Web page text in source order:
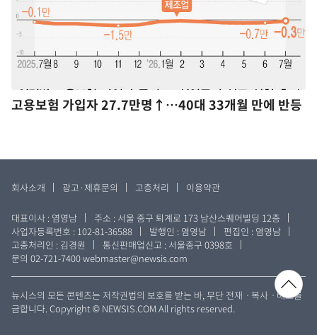
고용보험 가입자 27.7만명↑…40대 33개월 만에 반등
회사소개 광고·제휴문의 고층처리 이용약관
대표이사 : 염영남
주소 : 서울 중구 퇴계로 173 남산스퀘어빌딩 12층
사업자등록번호 : 102-81-36588
발행인 : 염영남
편집인 : 염영남
고충처리인 : 김경원
통신판매업신고 : 서울중구 0398호
문의 02-721-7400webmaster@newsis.com
뉴시스의 모든 콘텐츠는 저작권법의 보호를 받는 바, 무단 전재ㆍ복사ㆍ배포를
금합니다. Copyright © NEWSIS.COM All rights reserved.